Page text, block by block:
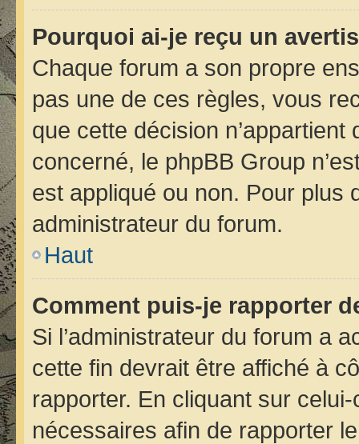
Pourquoi ai-je reçu un
Chaque forum a son propre
pas une de ces règles, vous
que cette décision n’appartient
concerné, le phpBB Group
est appliqué ou non. Pour plus
administrateur du forum.
Haut
Comment puis-je rapporter
Si l’administrateur du forum a
cette fin devrait être affiché à
rapporter. En cliquant sur
nécessaires afin de rapporter